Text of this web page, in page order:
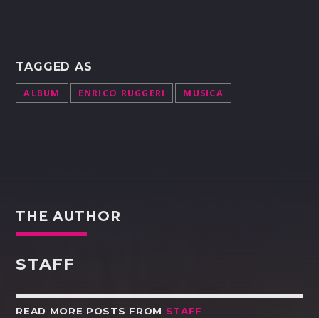
TAGGED AS
ALBUM ENRICO RUGGERI MUSICA
THE AUTHOR
STAFF
READ MORE POSTS FROM STAFF